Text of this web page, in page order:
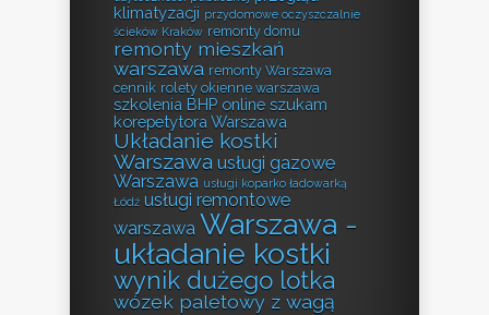
klimatyzacji przydomowe oczyszczalnie
ścieków Kraków remonty domu
remonty mieszkań
warszawa remonty Warszawa
cennik rolety okienne warszawa
szkolenia BHP online szukam
korepetytora Warszawa
Układanie kostki
Warszawa usługi gazowe
Warszawa usługi koparko ładowarką
Łódź usługi remontowe
warszawa Warszawa -
układanie kostki
wynik dużego lotka
wózek paletowy z wagą